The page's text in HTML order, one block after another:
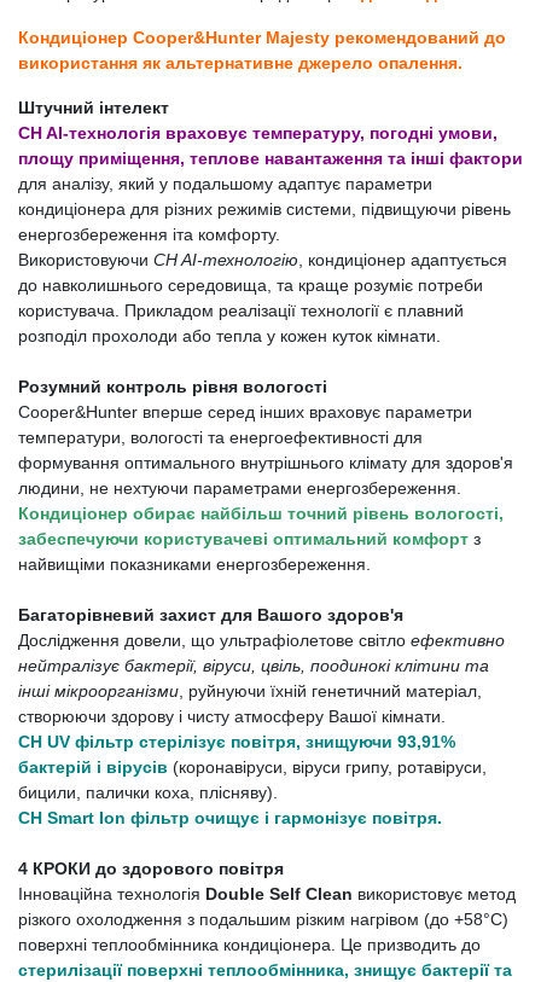
Кондиціонер Cooper&Hunter Majesty рекомендований до
використання як альтернативне джерело опалення.
Штучний інтелект
CH AI-технологія враховує температуру, погодні умови,
площу приміщення, теплове навантаження та інші фактори
для аналізу, який у подальшому адаптує параметри
кондиціонера для різних режимів системи, підвищуючи рівень
енергозбереження іта комфорту.
Використовуючи CH AI-технологію , кондиціонер адаптується
до навколишнього середовища, та краще розуміє потреби
користувача. Прикладом реалізації технології є плавний
розподіл прохолоди або тепла у кожен куток кімнати.
Розумний контроль рівня вологості
Cooper&Hunter вперше серед інших враховує параметри
температури, вологості та енергоефективності для
формування оптимального внутрішнього клімату для здоров'я
людини, не нехтуючи параметрами енергозбереження.
Кондиціонер обирає найбільш точний рівень вологості,
забеспечуючи користувачеві оптимальний комфорт з
найвищіми показниками енергозбереження.
Багаторівневий захист для Вашого здоров'я
Дослідження довели, що ультрафіолетове світло ефективно
нейтралізує бактерії, віруси, цвіль, поодинокі клітини та
інші мікроорганізми , руйнуючи їхній генетичний матеріал,
створюючи здорову і чисту атмосферу Вашої кімнати.
CH UV фільтр стерілізує повітря, знищуючи 93,91%
бактерій і вірусів (коронавіруси, віруси грипу, ротавіруси,
бицили, палички коха, плісняву).
CH Smart Ion фільтр очищує і гармонізує повітря.
4 КРОКИ до здорового повітря
Інноваційна технологія Double Self Clean використовує метод
різкого охолодження з подальшим різким нагрівом (до +58°С)
поверхні теплообмінника кондиціонера. Це призводить до
стерилізації поверхні теплообмінника, знищує бактерії та